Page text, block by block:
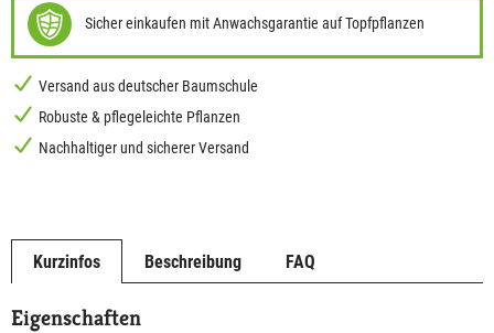
Sicher einkaufen mit Anwachsgarantie auf Topfpflanzen
Versand aus deutscher Baumschule
Robuste & pflegeleichte Pflanzen
Nachhaltiger und sicherer Versand
Kurzinfos Beschreibung FAQ
Eigenschaften